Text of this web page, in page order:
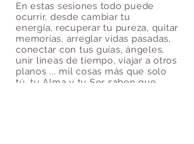
En estas sesiones todo puede
ocurrir, desde cambiar tu
energía, recuperar tu pureza, quitar
memorias, arreglar vidas pasadas,
conectar con tus guías, ángeles,
unir lineas de tiempo, viajar a otros
planos ... mil cosas más que solo
tú, tu Alma y tu Ser saben que